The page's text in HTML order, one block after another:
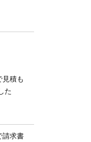
見積も
た
請求書